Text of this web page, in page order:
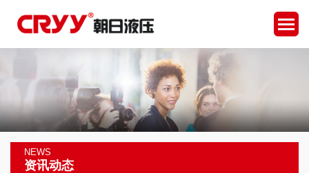
NEWS
资讯动态